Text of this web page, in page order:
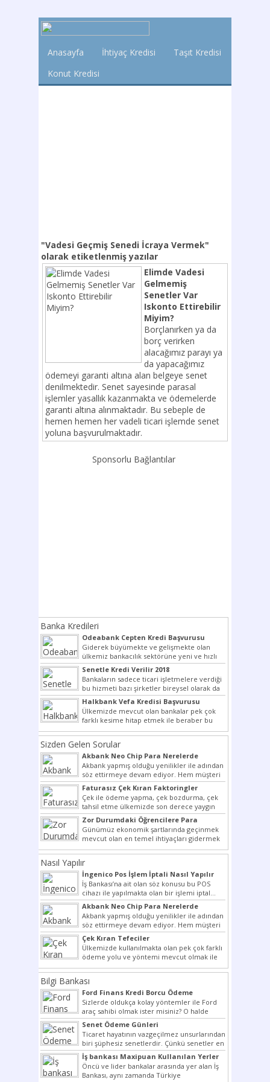
Anasayfa İhtiyaç Kredisi
Taşıt Kredisi
Konut Kredisi
"Vadesi Geçmiş Senedi İcraya Vermek"
olarak etiketlenmiş yazılar
Elimde Vadesi
Gelmemiş
Senetler Var
Iskonto Ettirebilir
Miyim?
Borçlanırken ya da
borç verirken
alacağımız parayı ya
da yapacağımız
ödemeyi garanti altına alan belgeye senet
denilmektedir. Senet sayesinde parasal
işlemler yasallık kazanmakta ve ödemelerde
garanti altına alınmaktadır. Bu sebeple de
hemen hemen her vadeli ticari işlemde senet
yoluna başvurulmaktadır.
Sponsorlu Bağlantılar
Banka Kredileri
Odeabank Cepten Kredi Başvurusu
KREDIM 8444
Giderek büyümekte ve gelişmekte olan
ülkemiz bankacılık sektörüne yeni ve hızlı
bir giriş yapmış olan...
Senetle Kredi Verilir 2018
Bankaların sadece ticari işletmelere verdiği
bu hizmeti bazı şirketler bireysel olarak da
vermektedir. Senetle kredi...
Halkbank Vefa Kredisi Başvurusu
Ülkemizde mevcut olan bankalar pek çok
farklı kesime hitap etmek ile beraber bu
noktada son...
Sizden Gelen Sorular
Akbank Neo Chip Para Nerelerde
Kullanılır?
Akbank yapmış olduğu yenilikler ile adından
söz ettirmeye devam ediyor. Hem müşteri
potansiyelini arttırmak hem...
Faturasız Çek Kıran Faktoringler
Çek ile ödeme yapma, çek bozdurma, çek
tahsil etme ülkemizde son derece yaygın
bir şekilde...
Zor Durumdaki Öğrencilere Para
Yardımı
Günümüz ekonomik şartlarında geçinmek
mevcut olan en temel ihtiyaçları gidermek
dahi son derece zor olmak...
Nasıl Yapılır
İngenico Pos İşlem İptali Nasıl Yapılır
İş Bankası’na ait olan söz konusu bu POS
cihazı ile yapılmakta olan bir işlemi iptal...
Akbank Neo Chip Para Nerelerde
Kullanılır?
Akbank yapmış olduğu yenilikler ile adından
söz ettirmeye devam ediyor. Hem müşteri
potansiyelini arttırmak hem...
Çek Kıran Tefeciler
Ülkemizde kullanılmakta olan pek çok farklı
ödeme yolu ve yöntemi mevcut olmak ile
beraber bunlar...
Bilgi Bankası
Ford Finans Kredi Borcu Ödeme
Sizlerde oldukça kolay yöntemler ile Ford
araç sahibi olmak ister misiniz? O halde
yazımız ilginizi...
Senet Ödeme Günleri
Ticaret hayatının vazgeçilmez unsurlarından
biri şüphesiz senetlerdir. Çünkü senetler en
çok kullanılan ödeme araçlarıdır. Taksitler...
İş bankası Maxipuan Kullanılan Yerler
Öncü ve lider bankalar arasında yer alan İş
Bankası, aynı zamanda Türkiye